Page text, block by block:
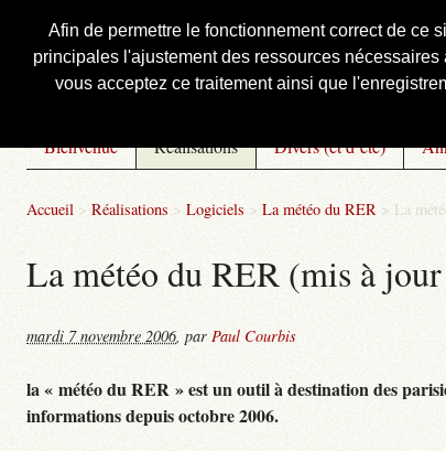
Afin de permettre le fonctionnement correct de ce
principales l'ajustement des ressources
vous acceptez ce traitement ainsi que
Courbis, « LE » Blog
Bienvenue Réalisations Divers (et d’été)
Accueil > Réalisations > Logiciels > La météo du RER > La
La météo du RER (mis à
mardi 7 novembre 2006, par Paul Courbis
la « météo du RER » est un outil à destination des
informations depuis octobre 2006.